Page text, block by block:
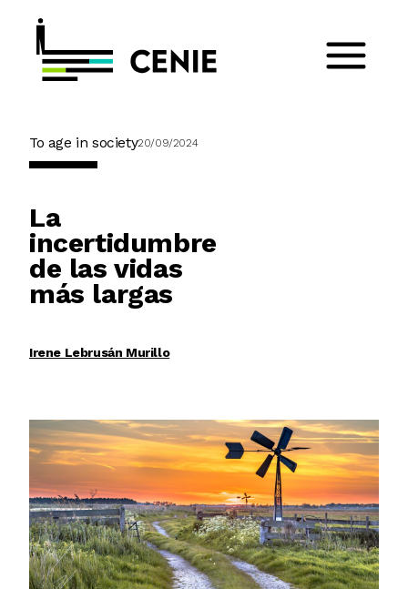
To age in society20/09/2024
La
incertidumbre
de las vidas
más largas
Irene Lebrusán Murillo